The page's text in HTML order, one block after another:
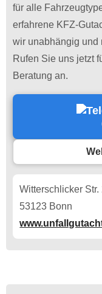
für alle
erfahrene KFZ-
wir unabhängig und
Rufen Sie uns jetzt
Beratung an.
Witterschlicker Str.
53123 Bonn